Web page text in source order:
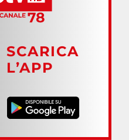
SCARICA
L’APP